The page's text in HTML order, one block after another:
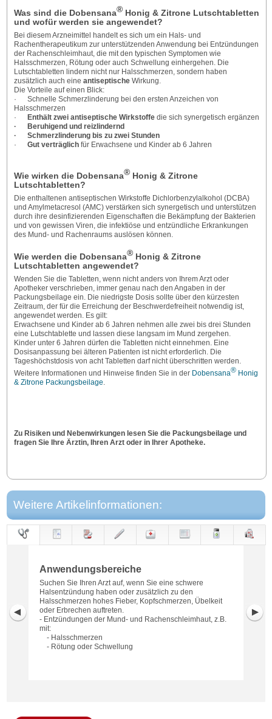
Was sind die Dobensana®Honig & Zitrone Lutschtabletten
und wofür werden sie angewendet?
Bei diesem Arzneimittel handelt es sich um ein Hals- und
Rachentherapeutikum zur unterstützenden Anwendung bei Entzündungen
der Rachenschleimhaut, die mit den typischen Symptomen wie
Halsschmerzen, Rötung oder auch Schwellung einhergehen. Die
Lutschtabletten lindern nicht nur Halsschmerzen, sondern haben
zusätzlich auch eine antiseptische Wirkung.
Die Vorteile auf einen Blick:
· Schnelle Schmerzlinderung bei den ersten Anzeichen von
Halsschmerzen
·
Enthält zwei antiseptische Wirkstoffedie sich synergetisch ergänzen
·
Beruhigend und reizlindernd
· Schmerzlinderung bis zu zwei Stunden
· Gut verträglichfür Erwachsene und Kinder ab 6 Jahren
Wie wirken die Dobensana®Honig & Zitrone
Lutschtabletten?
Die enthaltenen antiseptischen Wirkstoffe Dichlorbenzylalkohol (DCBA)
und Amylmetacresol (AMC) verstärken sich synergetisch und unterstützen
durch ihre desinfizierenden Eigenschaften die Bekämpfung der Bakterien
und von gewissen Viren, die infektiöse und entzündliche Erkrankungen
des Mund- und Rachenraums auslösen können.
Wie werden die Dobensana®Honig & Zitrone
Lutschtabletten angewendet?
Wenden Sie die Tabletten, wenn nicht anders von Ihrem Arzt oder
Apotheker verschrieben, immer genau nach den Angaben in der
Packungsbeilage ein. Die niedrigste Dosis sollte über den kürzesten
Zeitraum, der für die Erreichung der Beschwerdefreiheit notwendig ist,
angewendet werden. Es gilt:
Erwachsene und Kinder ab 6 Jahren nehmen alle zwei bis drei Stunden
eine Lutschtablette und lassen diese langsam im Mund zergehen.
Kinder unter 6 Jahren dürfen die Tabletten nicht einnehmen. Eine
Dosisanpassung bei älteren Patienten ist nicht erforderlich. Die
Tageshöchstdosis von acht Tabletten darf nicht überschritten werden.
Weitere Informationen und Hinweise finden Sie in der Dobensana®Honig
& Zitrone Packungsbeilage.
Zu Risiken und Nebenwirkungen lesen Sie die Packungsbeilage und
fragen Sie Ihre Ärztin, Ihren Arzt oder in Ihrer Apotheke.
Weitere Artikelinformationen:
Anwendungsbereiche
Suchen Sie Ihren Arzt auf, wenn Sie eine schwere
Halsentzündung haben oder zusätzlich zu den
Halsschmerzen hohes Fieber, Kopfschmerzen, Übelkeit
oder Erbrechen auftreten.
- Entzündungen der Mund- und Rachenschleimhaut, z.B.
mit:
- Halsschmerzen
- Rötung oder Schwellung